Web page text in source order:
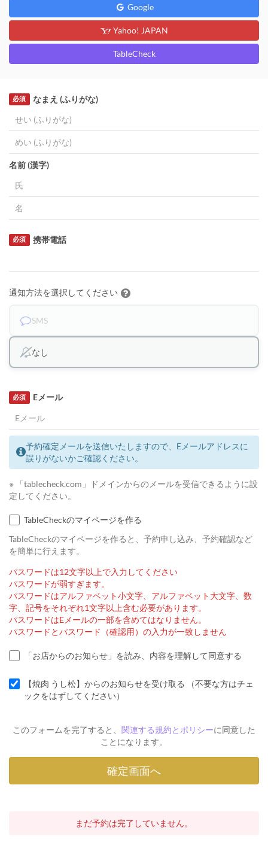
Google
Yahoo! JAPAN
TableCheck
なまえ (ふりがな)
必須
名前 (漢字)
携帯電話
必須
通知方法を選択してください
SMS
なし
Eメール
必須
予約確定メールを送信いたしますので、Eメールアドレスに
誤りがないかご確認ください。
※ 「tablecheck.com」ドメインからのメールを受信できるように設
定してください。
TableCheckのマイページを作る
TableCheckのマイページを作ると、予約申し込み、予約確認など
を簡単に行えます。
パスワードは12文字以上で入力してください
パスワードが弱すぎます。
パスワードはアルファベット小文字、アルファベット大文字、数
字、記号をそれぞれ1文字以上含む必要があります。
パスワードはEメールの一部を含めてはなりません。
パスワードとパスワード（確認用）の入力が一致しません
「お店からのお知らせ」を読み、内容を理解して同意する
【焼肉 うし松】からのお知らせを受け取る （不要な方はチェ
ックをはずしてください）
このフォームを完了すると、 関連する規約とポリシーに同意した
ことになります。
まだ予約は完了していません。